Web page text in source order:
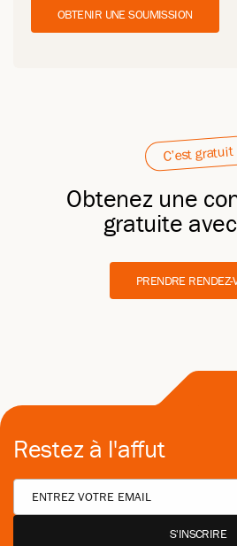
OBTENIR UNE SOUMISSION
C’est gratuit
Obtenez une
gratuite
PRENDRE RENDEZ-
Restez à l'affut